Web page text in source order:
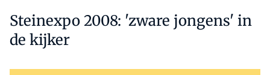
Steinexpo 2008: 'zware jongens' in
de kijker